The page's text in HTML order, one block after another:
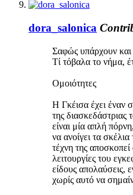
dora_salonica
Σαφώς υπάρχουν και
Τί τόβαλα το νήμα,
Ομοιότητες
Η Γκέισα έχει έναν
της
είναι μία απλή
να ανοίγει τα
τέχνη της
λειτουργίες του
είδους απολαύσεις,
χωρίς αυτό να